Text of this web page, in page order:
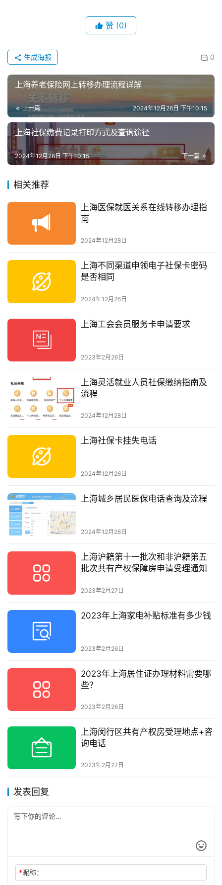
赞 (0)
0
生成海报
上海养老保险网上转移办理流程详解
上一篇 2024年12月26日 下午10:15
上海社保缴费记录打印方式及查询途径
下一篇
2024年12月26日 下午10:15
相关推荐
上海医保就医关系在线转移办理指
南
2024年12月28日
上海不同渠道申领电子社保卡密码
是否相同
2024年12月26日
上海工会会员服务卡申请要求
2023年2月26日
上海灵活就业人员社保缴纳指南及
流程
2024年12月28日
上海社保卡挂失电话
2024年12月26日
上海城乡居民医保电话查询及流程
2024年12月28日
上海沪籍第十一批次和非沪籍第五
批次共有产权保障房申请受理通知
2023年2月27日
2023年上海家电补贴标准有多少钱
2023年2月26日
2023年上海居住证办理材料需要哪
些？
2023年2月26日
上海闵行区共有产权房受理地点+咨
询电话
2023年2月27日
发表回复
*昵称：